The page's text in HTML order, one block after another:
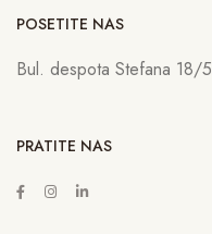
POSETITE NAS
Bul. despota Stefana 18/5
PRATITE NAS